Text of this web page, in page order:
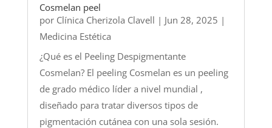
Cosmelan peel
por Clínica Cherizola Clavell | Jun 28, 2025 |
Medicina Estética
¿Qué es el Peeling Despigmentante
Cosmelan? El peeling Cosmelan es un peeling
de grado médico líder a nivel mundial ,
diseñado para tratar diversos tipos de
pigmentación cutánea con una sola sesión.